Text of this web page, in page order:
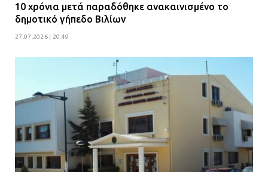
10 χρόνια μετά παραδόθηκε ανακαινισμένο το
δημοτικό γήπεδο Βιλίων
27.07.2026 | 20:49